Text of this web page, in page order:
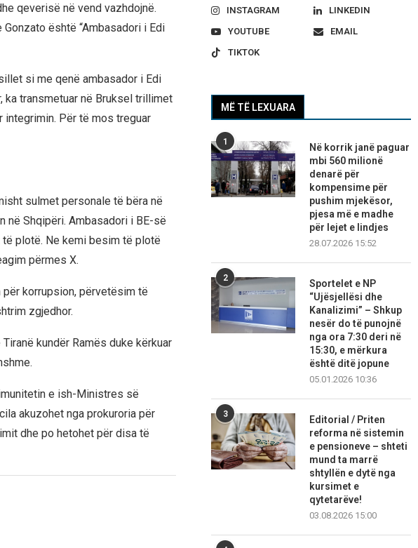
qeverisë në vend vazhdojnë.
është “Ambasadori i Edi
si me qenë ambasador i Edi
ka transmetuar në Bruksel trillimet
Për të mos treguar
sulmet personale të bëra në
në Shqipëri. Ambasadori i BE-së
plotë. Ne kemi besim të plotë
përmes X.
për korrupsion, përvetësim të
zgjedhor.
kundër Ramës duke kërkuar
e ish-Ministres së
akuzohet nga prokuroria për
dhe po hetohet për disa të
INSTAGRAM
LINKEDIN
YOUTUBE
EMAIL
TIKTOK
MË TË LEXUARA
1
Në korrik janë paguar
mbi 560 milionë
denarë për
kompensime për
pushim mjekësor,
pjesa më e madhe
për lejet e lindjes
28.07.2026 15:52
2
Sportelet e NP
“Ujësjellësi dhe
Kanalizimi” – Shkup
nesër do të punojnë
nga ora 7:30 deri në
15:30, e mërkura
është ditë jopune
05.01.2026 10:36
3
Editorial / Priten
reforma në sistemin
e pensioneve – shteti
mund ta marrë
shtyllën e dytë nga
kursimet e
qytetarëve!
03.08.2026 15:00